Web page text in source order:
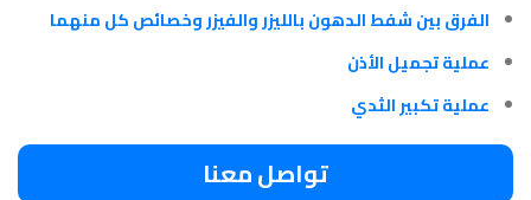
الفرق بين شفط الدهون بالليزر والفيزر وخصائص كل منهما
عملية تجميل الأذن
عملية تكبير الثدي
تواصل معنا